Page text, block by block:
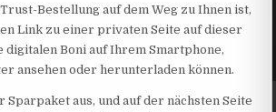
Bestellung auf dem Weg zu Ihnen ist,
Link zu einer privaten Seite auf dieser
digitalen Boni auf Ihrem Smartphone,
ansehen oder herunterladen können.
Sparpaket aus, und auf der nächsten Seite